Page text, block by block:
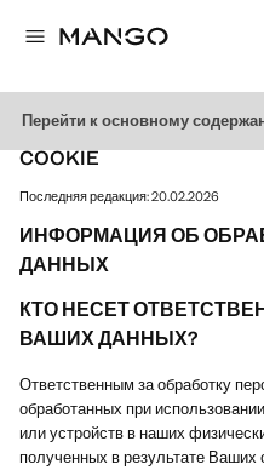
Перейти к основному
ПОЛИТИКА
COOKIE
Последняя редакция:20.02.2026
ИНФОРМАЦИЯ ОБ
ДАННЫХ
КТО НЕСЕТ
ВАШИХ ДАННЫХ?
Ответственным за обработку
обработанных при
или устройств в наших
полученных в результате